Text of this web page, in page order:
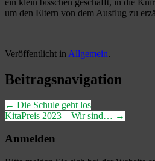
um den Eltern von dem Ausflug zu
Veröffentlicht in Allgemein.
Beitragsnavigation
← Die Schule geht los
KitaPreis 2023 – Wir sind… →
Anmelden